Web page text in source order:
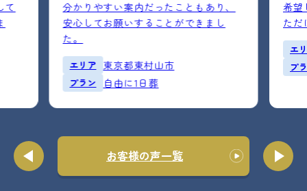
て
分かりやすい案内だったこともあり、
安心してお願いすることができまし
た。
エリア 東京都東村山市
プラン 自由に1日葬
希望
ただ
エ
プ
お客様の声一覧